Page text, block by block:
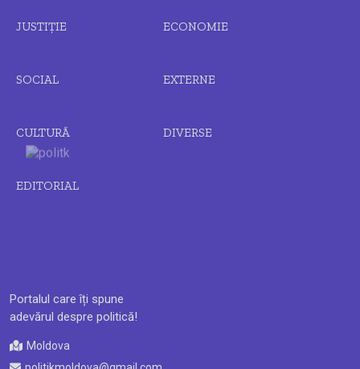
Portalul care îți spune
adevărul despre politică!
Moldova
JUSTIȚIE ECONOMIE
SOCIAL EXTERNE
CULTURĂ DIVERSE
EDITORIAL